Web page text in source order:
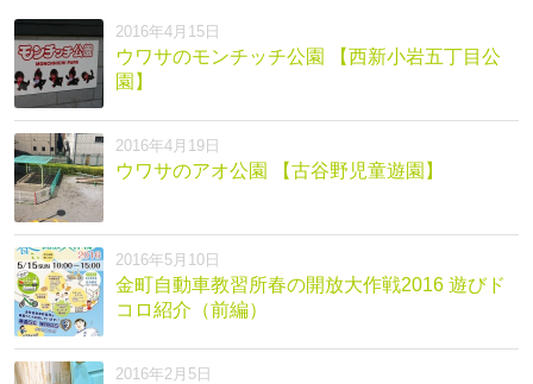
2016年4月15日
ウワサのモンチッチ公園 【西新小岩五丁目公
園】
2016年4月19日
ウワサのアオ公園 【古谷野児童遊園】
2016年5月10日
金町自動車教習所春の開放大作戦2016 遊びド
コロ紹介（前編）
2016年2月5日